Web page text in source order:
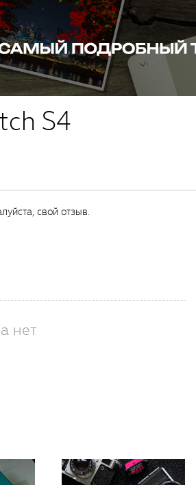
S4
свой отзыв.
нет